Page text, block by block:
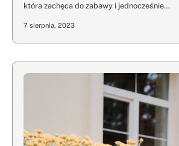
która zachęca do zabawy i jednocześnie…
7 sierpnia, 2023